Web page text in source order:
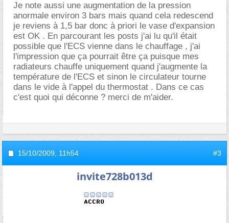
Je note aussi une augmentation de la pression
anormale environ 3 bars mais quand cela redescend
je reviens à 1,5 bar donc à priori le vase d'expansion
est OK . En parcourant les posts j'ai lu qu'il était
possible que l'ECS vienne dans le chauffage , j'ai
l'impression que ça pourrait être ça puisque mes
radiateurs chauffe uniquement quand j'augmente la
température de l'ECS et sinon le circulateur tourne
dans le vide à l'appel du thermostat . Dans ce cas
c'est quoi qui déconne ? merci de m'aider.
15/10/2009, 11h54 #3
invite728b013d